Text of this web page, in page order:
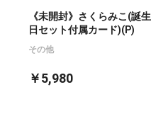
《未開封》さくらみこ(誕生
日セット付属カード)(P)
その他
￥5,980